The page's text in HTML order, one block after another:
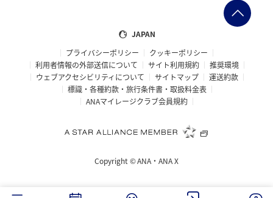
JAPAN
プライバシーポリシー
クッキーポリシー
利用者情報の外部送信について
サイト利用規約
推奨環境
ウェブアクセシビリティについて
サイトマップ
運送約款
標識・各種約款・旅行条件書・取扱料金表
ANAマイレージクラブ会員規約
Copyright ©ANA・ANA X